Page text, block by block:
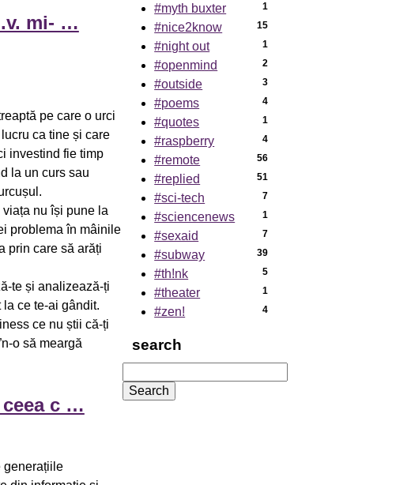
mi- …
pe care o urci
ca tine și care
investind fie timp
la un curs sau
nu își pune la
problema în mâinile
prin care să arăți
te și analizează-ți
ce te-ai gândit.
ce nu știi că-ți
o să meargă
c …
generațiile
#myth buxter 1
#nice2know 15
#night out 1
#openmind 2
#outside 3
#poems 4
#quotes 1
#raspberry 4
#remote 56
#replied 51
#sci-tech 7
#sciencenews 1
#sexaid 7
#subway 39
#th!nk 5
#theater 1
#zen! 4
search
for: